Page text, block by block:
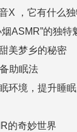
X ，它有什么独
ASMR”的独特
美梦乡的秘密
助眠法
环境，提升睡
的奇妙世界